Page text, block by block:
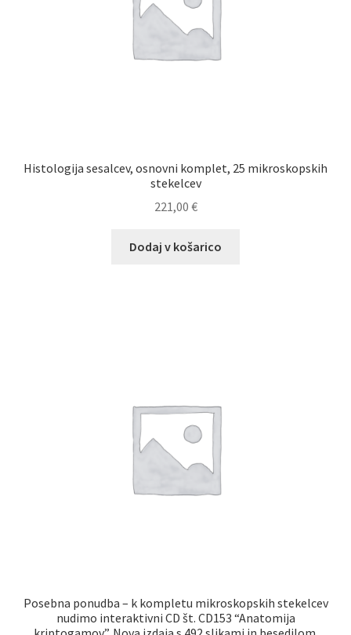
Histologija sesalcev, osnovni komplet, 25 mikroskopskih
stekelcev
221,00 €
Dodaj v košarico
Posebna ponudba – k kompletu mikroskopskih stekelcev
nudimo interaktivni CD št. CD153 “Anatomija